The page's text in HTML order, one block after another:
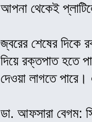
আপনা থেকেই
জ্বরের শেষের দিকে
দিয়ে রক্তপাত হতে
দেওয়া লাগতে
ডা. আফসারা বেগম: